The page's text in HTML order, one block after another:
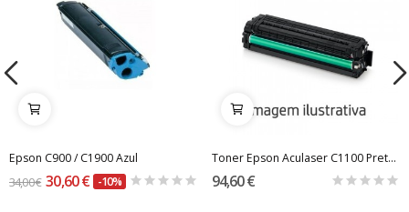
Epson C900 / C1900 Azul
34,00 € 30,60 € -10%
Toner Epson Aculaser C1100 Preto Alta Capac. -...
94,60 €